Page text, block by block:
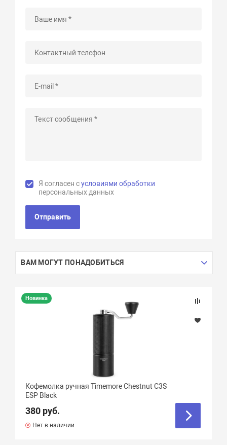
Я согласен сусловиями обработки
персональных данных
Отправить
ВАМ МОГУТ ПОНАДОБИТЬСЯ
Новинка
Кофемолка ручная Timemore Chestnut C3S
ESP Black
380 руб.
Нет в наличии